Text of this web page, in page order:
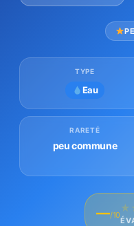
TYPE
Eau
RARETÉ
peu commune
—/10
★